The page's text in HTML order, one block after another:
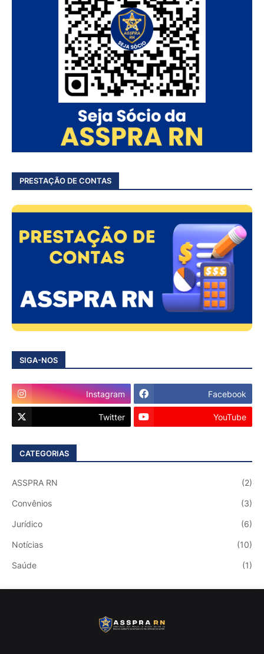
PRESTAÇÃO DE CONTAS
SIGA-NOS
Instagram Facebook
Twitter YouTube
CATEGORIAS
ASSPRA RN (2)
Convênios (3)
Jurídico (6)
Notícias (10)
Saúde (1)